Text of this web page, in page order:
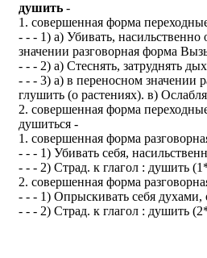
душить -
1. совершенная форма
- - - 1) а) Убивать,
значении разговорная форма
- - - 2) а) Стеснять, затруднять
- - - 3) а) в переносном значении
глушить (о растениях). в)
2. совершенная форма
душиться -
1. совершенная форма
- - - 1) Убивать себя,
- - - 2) Страд. к глагол : душить
2. совершенная форма
- - - 1) Опрыскивать себя духами,
- - - 2) Страд. к глагол : душить